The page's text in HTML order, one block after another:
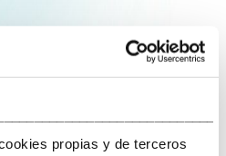
propias y de terceros